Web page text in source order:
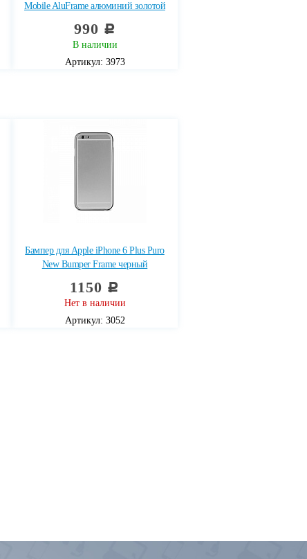
Mobile AluFrame алюминий золотой
990 c
В наличии
Артикул: 3973
Бампер для Apple iPhone 6 Plus Puro
New Bumper Frame черный
1150 c
Нет в наличии
Артикул: 3052